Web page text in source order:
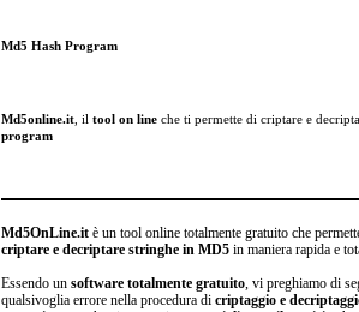
Md5 Hash Program
Md5online.it, il tool on lineche ti permette di criptare e
program
Md5OnLine.itè un tool online totalmente gratuito che
criptare e decriptare stringhe in MD5in maniera rapida e
Essendo un software totalmente gratuito, vi preghiamo di
qualsivoglia errore nella procedura di criptaggio e